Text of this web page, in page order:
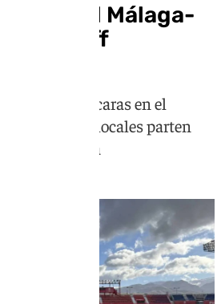
ver el Málaga-
playoff
se ven las caras en el
playoff y los locales parten
de ida